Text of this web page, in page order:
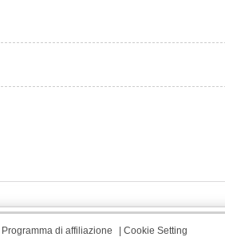
Programma di affiliazione Cookie Setting